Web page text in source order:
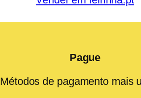
Pague
Métodos de pagamento mais